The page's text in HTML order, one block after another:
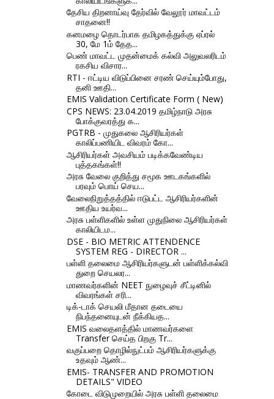
தேசிய திறனாய்வு தேர்வில் வேலூர் மாவட்டம்
சாதனை!!
கனமழை தொடர்பாக தமிழகத்துக்கு ஏப்ரல்
30, மே 1ம் தேத...
பெண் மாவட்ட முதன்மைக் கல்வி அலுவலரிடம்
ரகசிய விசார...
RTI - ஈட்டிய விடுப்பினை சரண் செய்யும்போது,
தனி ஊதி...
EMIS Validation Certificate Form ( New)
CPS NEWS: 23.04.2019 தமிழ்நாடு அரசு
போக்குவரத்து க...
PGTRB - முதுகலை ஆசிரியர்கள்
காலிப்பணியிட விவரம் கோ...
ஆசிரியர்கள் அவசியம் படிக்கவேண்டிய
புத்தகங்கள்!!
அரசு வேலை குறித்து சமூக ஊடகங்களில்
பரவும் பொய் செய...
வேலைநிறுத்தத்தில் ஈடுபட்ட ஆசிரியர்களின்
ஊதிய உயர்வ...
அரசு பள்ளிகளில் உள்ள முதுநிலை ஆசிரியர்கள்
காலியிடம...
DSE - BIO METRIC ATTENDENCE
SYSTEM REG - DIRECTOR ...
பள்ளி தலைமை ஆசிரியர்களுடன் பள்ளிக்கல்வி
துறை செயலர...
மாணவர்களின் NEET நுழைவுச் சீட்டினில்
விவரங்கள் சரி...
டிக்-டாக் செயலி மீதான தடையை
நிபந்தனையுடன் நீக்கியத...
EMIS வலைதளத்தில் மாணவர்களை
Transfer செய்த பிறகு Tr...
வகுப்பறை தொழில்நுட்பம் ஆசிரியர்களுக்கு
உதவும் ஆண்...
EMIS- TRANSFER AND PROMOTION
DETAILS" VIDEO
கோடை விடுமுறையில் அரசு பள்ளி தலைமை